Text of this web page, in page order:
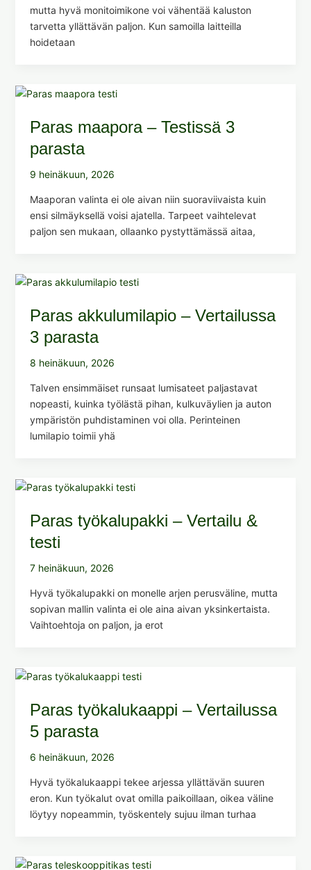
mutta hyvä monitoimikone voi vähentää kaluston
tarvetta yllättävän paljon. Kun samoilla laitteilla
hoidetaan
Paras maapora – Testissä 3
parasta
9 heinäkuun, 2026
Maaporan valinta ei ole aivan niin suoraviivaista kuin
ensi silmäyksellä voisi ajatella. Tarpeet vaihtelevat
paljon sen mukaan, ollaanko pystyttämässä aitaa,
Paras akkulumilapio – Vertailussa
3 parasta
8 heinäkuun, 2026
Talven ensimmäiset runsaat lumisateet paljastavat
nopeasti, kuinka työlästä pihan, kulkuväylien ja auton
ympäristön puhdistaminen voi olla. Perinteinen
lumilapio toimii yhä
Paras työkalupakki – Vertailu &
testi
7 heinäkuun, 2026
Hyvä työkalupakki on monelle arjen perusväline, mutta
sopivan mallin valinta ei ole aina aivan yksinkertaista.
Vaihtoehtoja on paljon, ja erot
Paras työkalukaappi – Vertailussa
5 parasta
6 heinäkuun, 2026
Hyvä työkalukaappi tekee arjessa yllättävän suuren
eron. Kun työkalut ovat omilla paikoillaan, oikea väline
löytyy nopeammin, työskentely sujuu ilman turhaa